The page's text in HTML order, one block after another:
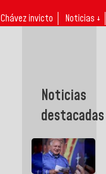
Chávez invicto Noticias ↓
Noticias
destacadas